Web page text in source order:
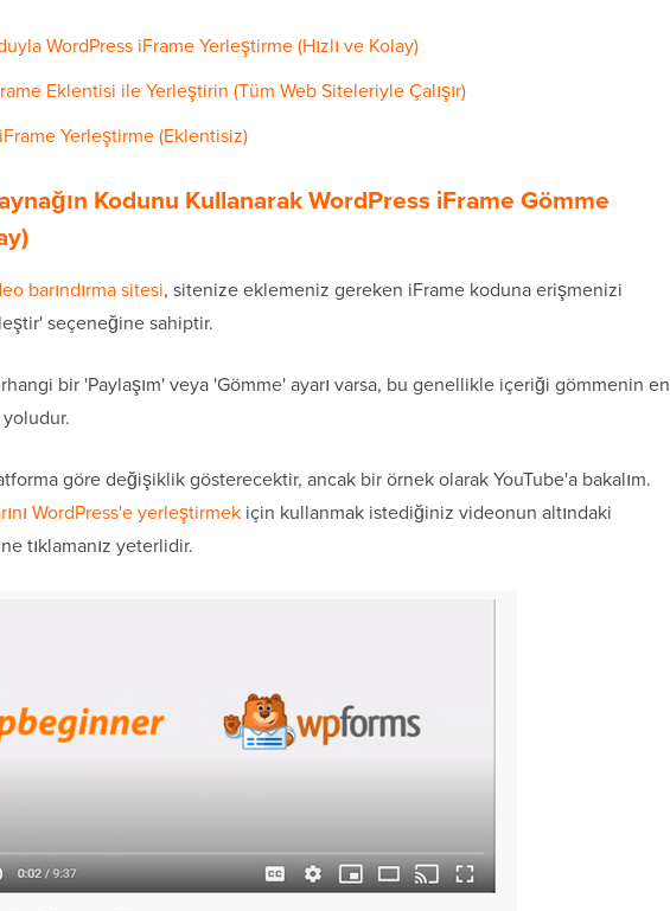
WordPress iFrame Yerleştirme (Hızlı ve Kolay)
Eklentisi ile Yerleştirin (Tüm Web Siteleriyle Çalışır)
Yerleştirme (Eklentisiz)
Kodunu Kullanarak WordPress iFrame Gömme
barındırma sitesi, sitenize eklemeniz gereken iFrame koduna erişmenizi
seçeneğine sahiptir.
bir 'Paylaşım' veya 'Gömme' ayarı varsa, bu genellikle içeriği gömmenin en
yoludur.
göre değişiklik gösterecektir, ancak bir örnek olarak YouTube'a bakalım.
WordPress'e yerleştirmek için kullanmak istediğiniz videonun altındaki
tıklamanız yeterlidir.